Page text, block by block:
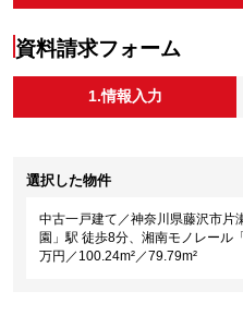
資料請求フォーム
1.情報入力
選択した物件
中古一戸建て／神奈川県藤沢市片
園」駅 徒歩8分、湘南モノレール
万円／100.24m²／79.79m²